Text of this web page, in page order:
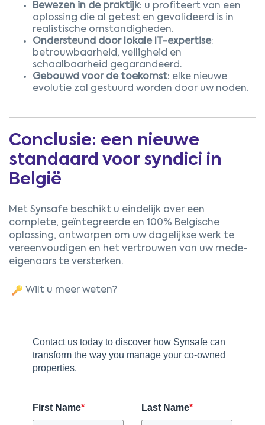
Bewezen in de praktijk: u profiteert van een
oplossing die al getest en gevalideerd is in
realistische omstandigheden.
Ondersteund door lokale IT-expertise:
betrouwbaarheid, veiligheid en
schaalbaarheid gegarandeerd.
Gebouwd voor de toekomst: elke nieuwe
evolutie zal gestuurd worden door uw noden.
Conclusie: een nieuwe
standaard voor syndici in
België
Met Synsafe beschikt u eindelijk over een
complete, geïntegreerde en 100% Belgische
oplossing, ontworpen om uw dagelijkse werk te
vereenvoudigen en het vertrouwen van uw mede-
eigenaars te versterken.
Wilt u meer weten?
Contact us today to discover how Synsafe can
transform the way you manage your co-owned
properties.
First Name* Last Name*